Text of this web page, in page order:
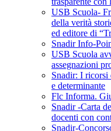
USB Scuola-
della verità
ed editore di
Snadir Info-
USB Scuola
assegnazioni
Snadir: I ricorsi
e determinante
Flc Informa.
Snadir -Carta
docenti con
Snadir-